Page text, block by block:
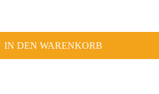
IN DEN WARENKORB